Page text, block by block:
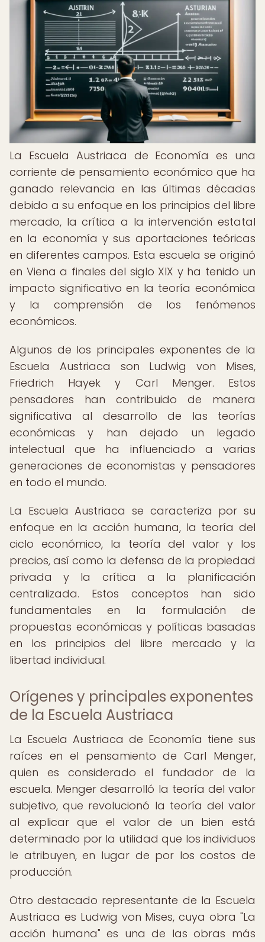
La Escuela Austriaca de Economía es una
corriente de pensamiento económico que ha
ganado relevancia en las últimas décadas
debido a su enfoque en los principios del libre
mercado, la crítica a la intervención estatal
en la economía y sus aportaciones teóricas
en diferentes campos. Esta escuela se originó
en Viena a finales del siglo XIX y ha tenido un
impacto significativo en la teoría económica
y la comprensión de los fenómenos
económicos.
Algunos de los principales exponentes de la
Escuela Austriaca son Ludwig von Mises,
Friedrich Hayek y Carl Menger. Estos
pensadores han contribuido de manera
significativa al desarrollo de las teorías
económicas y han dejado un legado
intelectual que ha influenciado a varias
generaciones de economistas y pensadores
en todo el mundo.
La Escuela Austriaca se caracteriza por su
enfoque en la acción humana, la teoría del
ciclo económico, la teoría del valor y los
precios, así como la defensa de la propiedad
privada y la crítica a la planificación
centralizada. Estos conceptos han sido
fundamentales en la formulación de
propuestas económicas y políticas basadas
en los principios del libre mercado y la
libertad individual.
Orígenes y principales exponentes
de la Escuela Austriaca
La Escuela Austriaca de Economía tiene sus
raíces en el pensamiento de Carl Menger,
quien es considerado el fundador de la
escuela. Menger desarrolló la teoría del valor
subjetivo, que revolucionó la teoría del valor
al explicar que el valor de un bien está
determinado por la utilidad que los individuos
le atribuyen, en lugar de por los costos de
producción.
Otro destacado representante de la Escuela
Austriaca es Ludwig von Mises, cuya obra "La
acción humana" es una de las obras más